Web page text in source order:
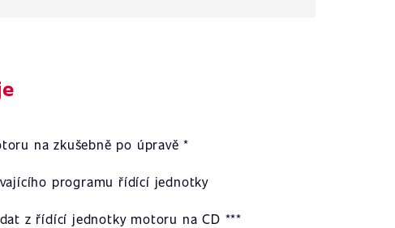
na zkušebně po úpravě *
programu řídící jednotky
z řídící jednotky motoru na CD ***